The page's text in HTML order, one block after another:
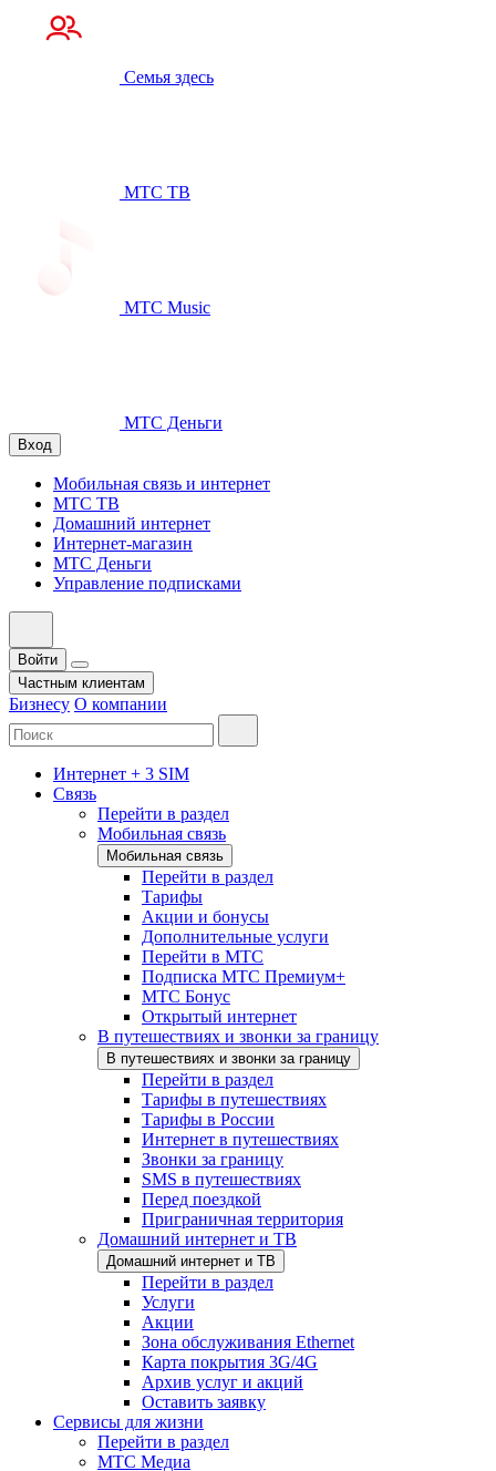
Семья здесь
МТС ТВ
МТС Music
МТС Деньги
Вход
Мобильная связь и интернет
МТС ТВ
Домашний интернет
Интернет-магазин
МТС Деньги
Управление подписками
Войти
Частным клиентам
Бизнесу О компании
Интернет + 3 SIM
Связь
Перейти в раздел
Мобильная связь
Мобильная связь
Перейти в раздел
Тарифы
Акции и бонусы
Дополнительные услуги
Перейти в МТС
Подписка МТС Премиум+
МТС Бонус
Открытый интернет
В путешествиях и звонки за границу
В путешествиях и звонки за границу
Перейти в раздел
Тарифы в путешествиях
Тарифы в России
Интернет в путешествиях
Звонки за границу
SMS в путешествиях
Перед поездкой
Приграничная территория
Домашний интернет и ТВ
Домашний интернет и ТВ
Перейти в раздел
Услуги
Акции
Зона обслуживания Ethernet
Карта покрытия 3G/4G
Архив услуг и акций
Оставить заявку
Сервисы для жизни
Перейти в раздел
МТС Медиа